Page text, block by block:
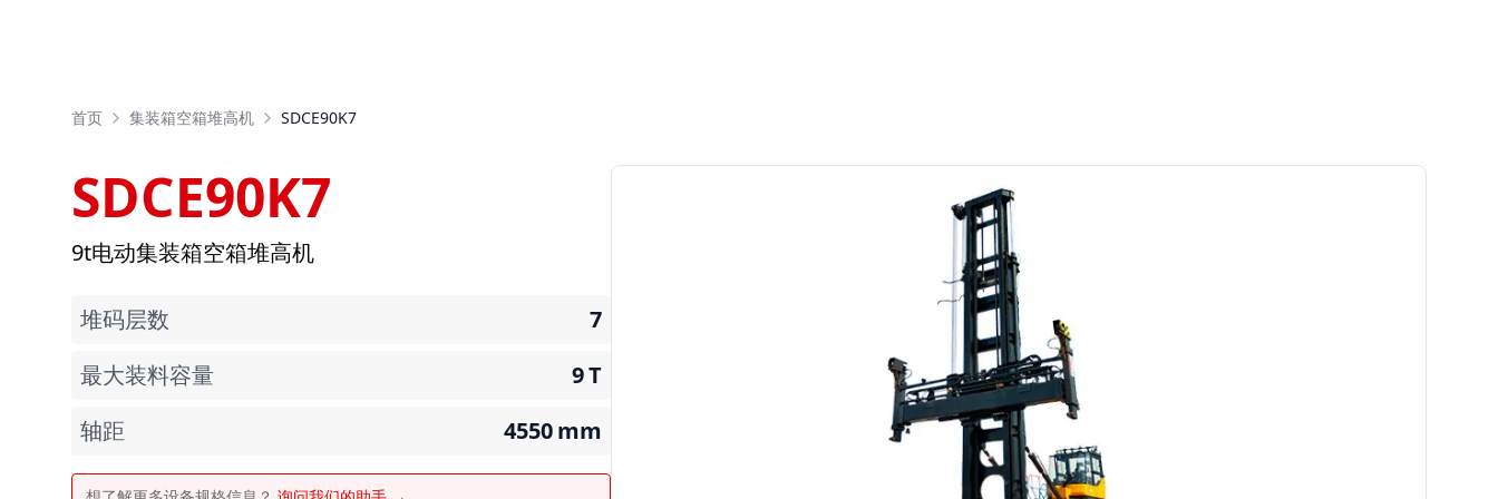
首页 集装箱空箱堆高机 SDCE90K7
SDCE90K7
9t电动集装箱空箱堆高机
堆码层数
7
最大装料容量
9T
轴距
4550mm